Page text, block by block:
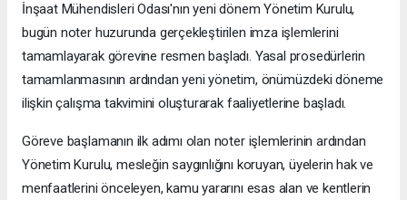
İnşaat Mühendisleri Odası'nın yeni dönem Yönetim Kurulu,
bugün noter huzurunda gerçekleştirilen imza işlemlerini
tamamlayarak görevine resmen başladı. Yasal prosedürlerin
tamamlanmasının ardından yeni yönetim, önümüzdeki döneme
ilişkin çalışma takvimini oluşturarak faaliyetlerine başladı.
Göreve başlamanın ilk adımı olan noter işlemlerinin ardından
Yönetim Kurulu, mesleğin saygınlığını koruyan, üyelerin hak ve
menfaatlerini önceleyen, kamu yararını esas alan ve kentlerin